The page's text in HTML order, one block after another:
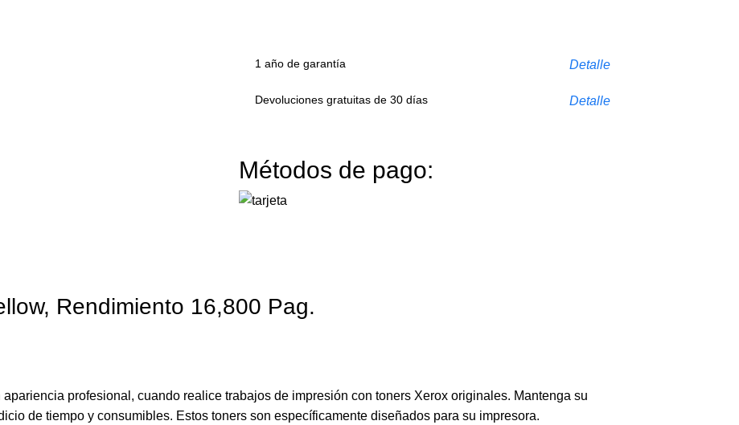
1 año de garantía Detalle
Devoluciones gratuitas de 30 días Detalle
Métodos de pago:
Rendimiento 16,800 Pag.
profesional, cuando realice trabajos de impresión con toners Xerox originales. Mantenga su
de tiempo y consumibles. Estos toners son específicamente diseñados para su impresora.